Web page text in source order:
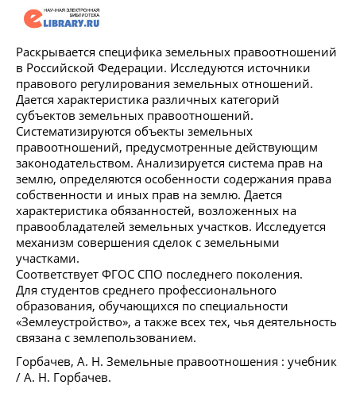
Раскрывается специфика земельных правоотношений
в Российской Федерации. Исследуются источники
правового регулирования земельных отношений.
Дается характеристика различных категорий
субъектов земельных правоотношений.
Систематизируются объекты земельных
правоотношений, предусмотренные действующим
законодательством. Анализируется система прав на
землю, определяются особенности содержания права
собственности и иных прав на землю. Дается
характеристика обязанностей, возложенных на
правообладателей земельных участков. Исследуется
механизм совершения сделок с земельными
участками.
Соответствует ФГОС СПО последнего поколения.
Для студентов среднего профессионального
образования, обучающихся по специальности
«Землеустройство», а также всех тех, чья деятельность
связана с землепользованием.
Горбачев, А. Н. Земельные правоотношения : учебник
/ А. Н. Горбачев.